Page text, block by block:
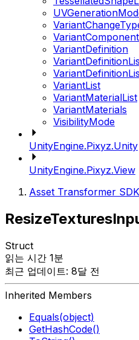
VariantDefinition
VariantList
VariantMaterialList
VariantMaterials
VisibilityMode
UnityEngine.Pixyz.Unity
UnityEngine.Pixyz.View
Asset Transformer
Struct
읽는 시간 1분
최근 업데이트: 8달 전
Inherited Members
Equals(object)
GetHashCode()